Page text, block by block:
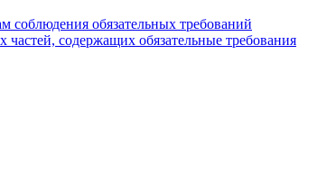
соблюдения обязательных требований
содержащих обязательные требования